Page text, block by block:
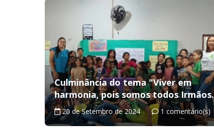
Culminância do tema "Viver em
harmonia, pois somos todos Irmãos.
20 de Setembro de 2024 1 comentário(s)